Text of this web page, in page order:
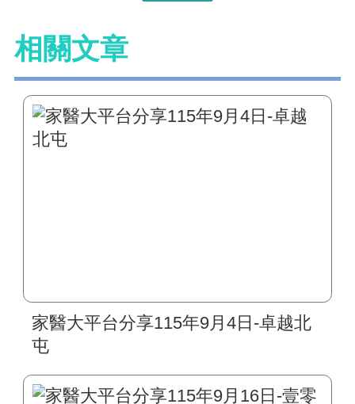
相關文章
家醫大平台分享115年9月4日-卓越北
屯